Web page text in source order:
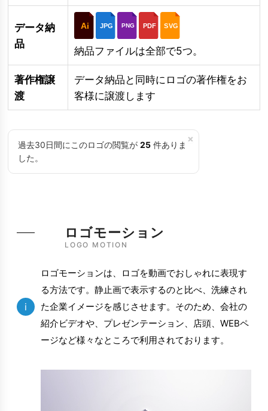
データ納
品
Ai JPG PNG PDF SVG
納品ファイルは全部で5つ。
著作権譲
渡
データ納品と同時にロゴの著作権をお
客様に譲渡します
×
過去30日間にこのロゴの閲覧が 25 件ありま
した。
LOGO MOTION
ロゴモーション
i
ロゴモーションは、ロゴを動画でおしゃれに表現す
る方法です。静止画で表示するのと比べ、洗練され
た企業イメージを感じさせます。そのため、会社の
紹介ビデオや、プレゼンテーション、店頭、WEBペ
ージなど様々なところで利用されております。